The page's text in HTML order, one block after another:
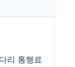
리 통행료